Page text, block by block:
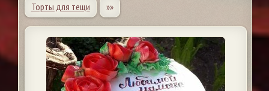
Торты для тещи
»»